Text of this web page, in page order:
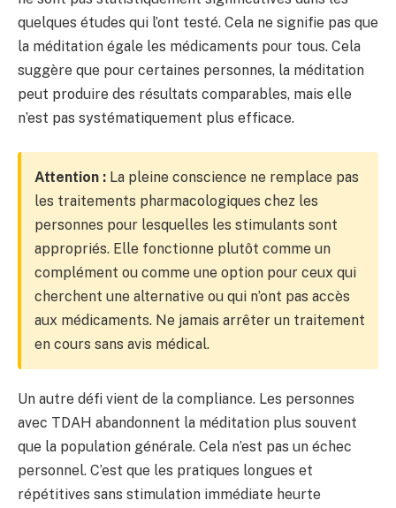
quelques études qui l’ont testé. Cela ne signifie pas que
la méditation égale les médicaments pour tous. Cela
suggère que pour certaines personnes, la méditation
peut produire des résultats comparables, mais elle
n’est pas systématiquement plus efficace.
Attention : La pleine conscience ne remplace pas
les traitements pharmacologiques chez les
personnes pour lesquelles les stimulants sont
appropriés. Elle fonctionne plutôt comme un
complément ou comme une option pour ceux qui
cherchent une alternative ou qui n’ont pas accès
aux médicaments. Ne jamais arrêter un traitement
en cours sans avis médical.
Un autre défi vient de la compliance. Les personnes
avec TDAH abandonnent la méditation plus souvent
que la population générale. Cela n’est pas un échec
personnel. C’est que les pratiques longues et
répétitives sans stimulation immédiate heurte